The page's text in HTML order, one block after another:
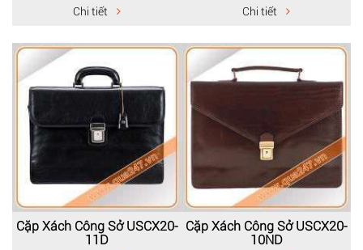
Chi tiết Chi tiết
Cặp Xách Công Sở USCX20-
11D
Cặp Xách Công Sở USCX20-
10ND